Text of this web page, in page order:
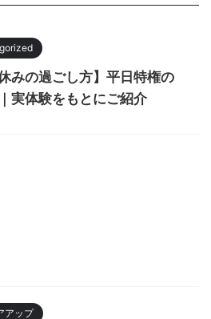
休みの過ごし方】平日特権の
実体験をもとにご紹介
アップ